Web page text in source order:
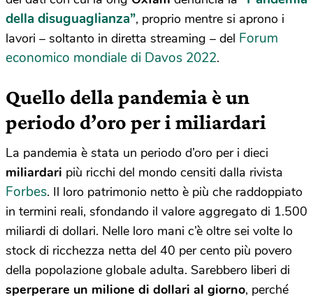
della disuguaglianza”, proprio mentre si aprono i
lavori – soltanto in diretta streaming – del Forum
economico mondiale di Davos 2022.
Quello della pandemia è un
periodo d’oro per i miliardari
La pandemia è stata un periodo d’oro per i dieci
miliardari più ricchi del mondo censiti dalla rivista
Forbes. Il loro patrimonio netto è più che raddoppiato
in termini reali, sfondando il valore aggregato di 1.500
miliardi di dollari. Nelle loro mani c’è oltre sei volte lo
stock di ricchezza netta del 40 per cento più povero
della popolazione globale adulta. Sarebbero liberi di
sperperare un milione di dollari al giorno, perché